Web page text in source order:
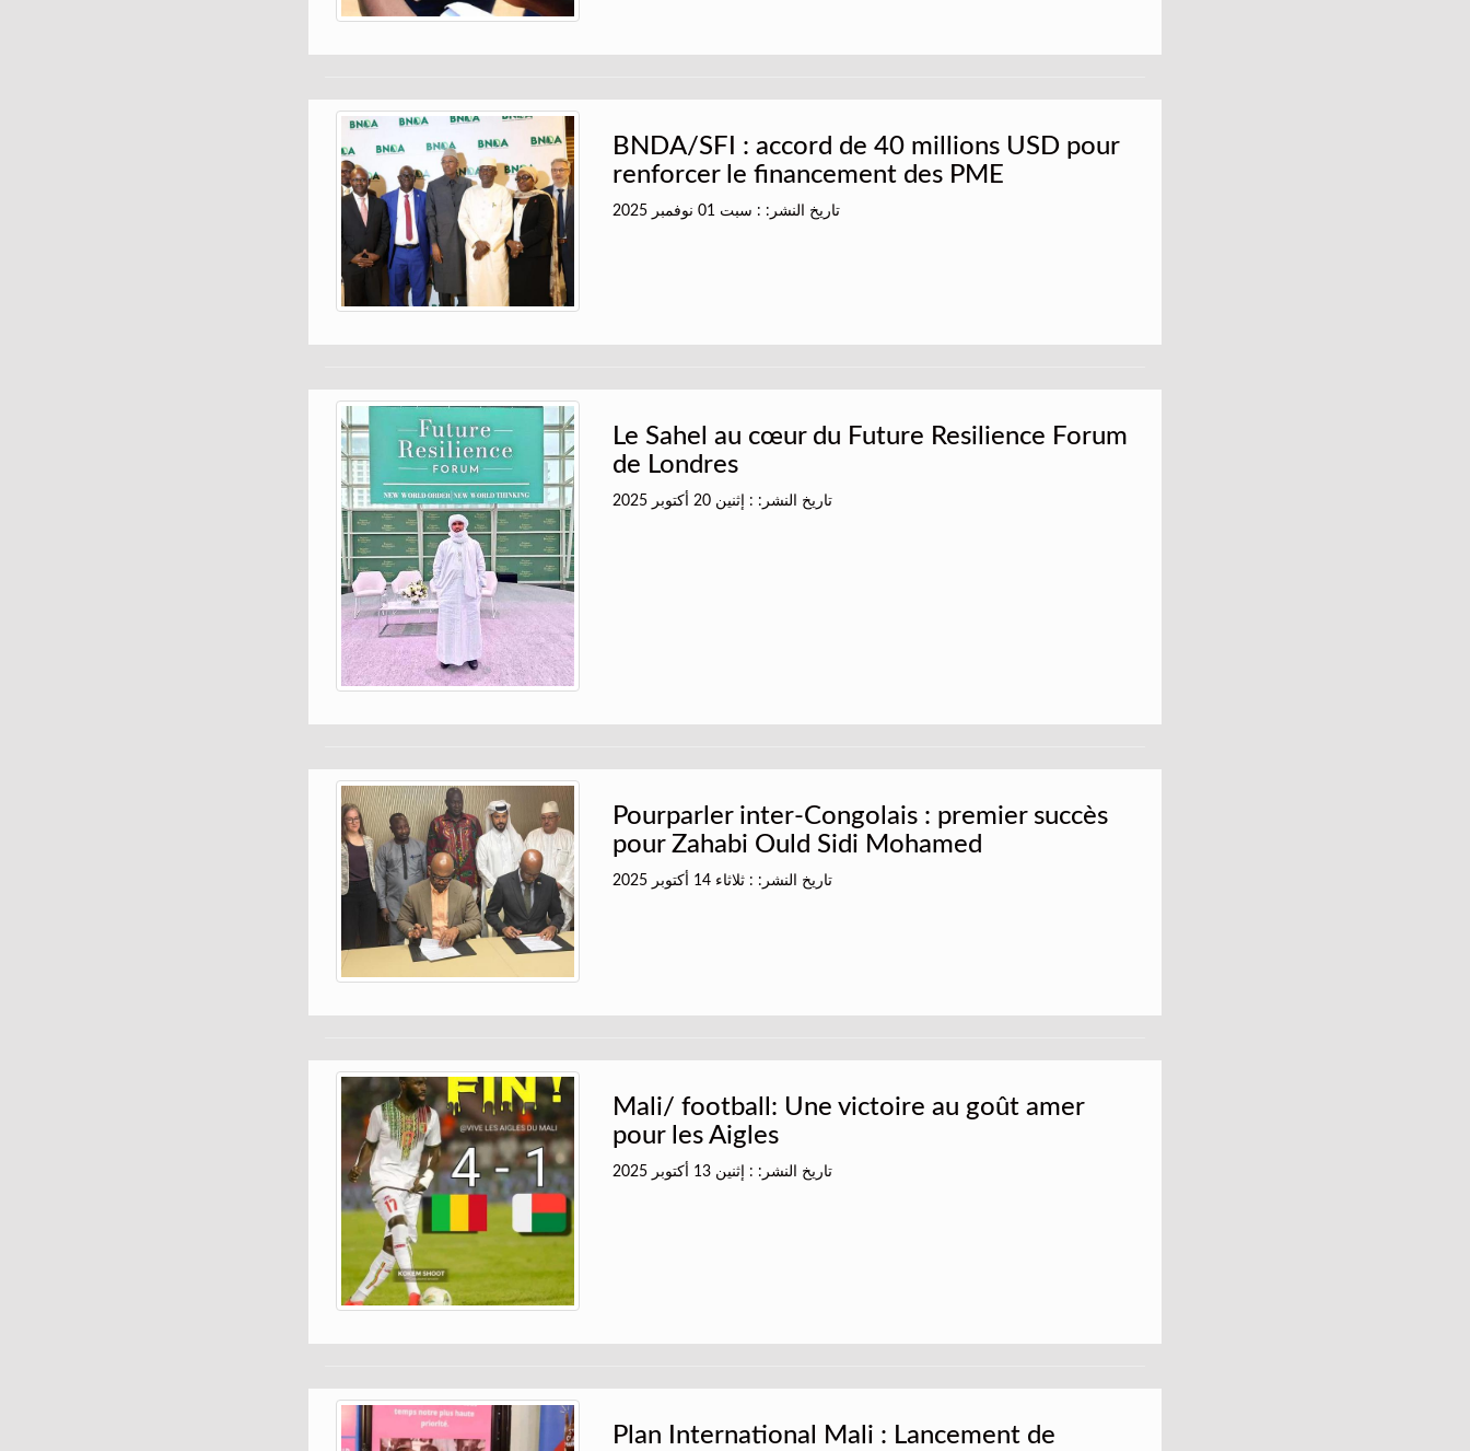
BNDA/SFI : accord de 40 millions USD pour
renforcer le financement des PME
تاريخ النشر: : سبت 01 نوفمبر 2025
Le Sahel au cœur du Future Resilience Forum
de Londres
تاريخ النشر: : إثنين 20 أكتوبر 2025
Pourparler inter-Congolais : premier succès
pour Zahabi Ould Sidi Mohamed
تاريخ النشر: : ثلاثاء 14 أكتوبر 2025
Mali/ football: Une victoire au goût amer
pour les Aigles
تاريخ النشر: : إثنين 13 أكتوبر 2025
Plan International Mali : Lancement de